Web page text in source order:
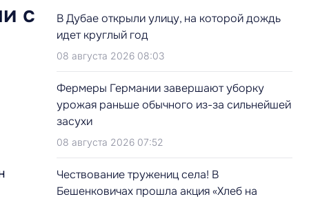
с
В Дубае открыли улицу, на которой дождь
идет круглый год
08 августа 2026 08:03
Фермеры Германии завершают уборку
урожая раньше обычного из-за сильнейшей
засухи
08 августа 2026 07:52
Чествование тружениц села! В
Бешенковичах прошла акция «Хлеб на